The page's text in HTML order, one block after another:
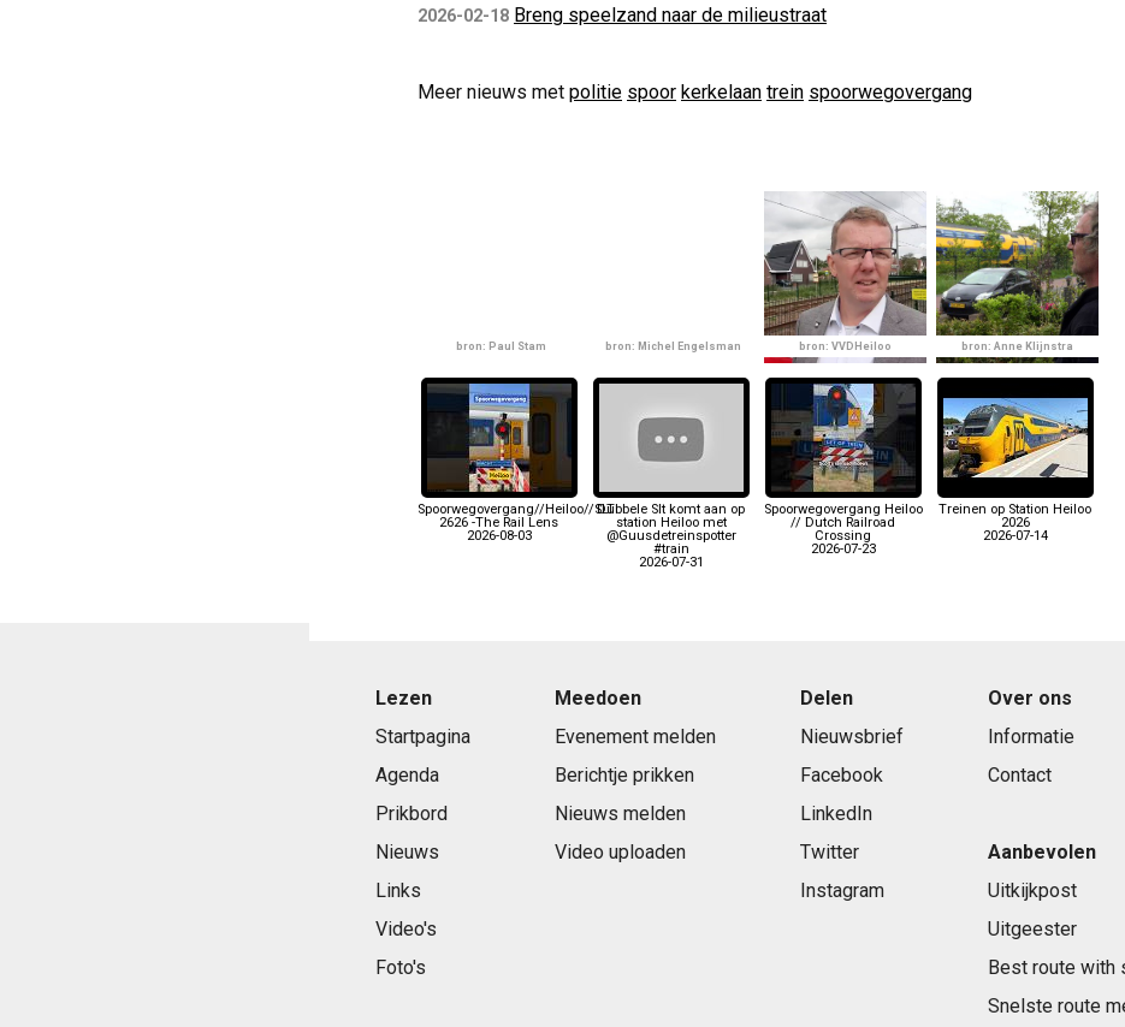
2026-02-18 Breng speelzand naar de milieustraat
Meer nieuws met politie spoor kerkelaan trein spoorwegovergang
bron: Paul Stam bron: Michel Engelsman bron: VVDHeiloo bron: Anne Klijnstra
Spoorwegovergang//Heiloo//SLT
2626 -The Rail Lens
2026-08-03
Dubbele Slt komt aan op
station Heiloo met
@Guusdetreinspotter
#train
2026-07-31
Spoorwegovergang Heiloo
// Dutch Railroad
Crossing
2026-07-23
Treinen op Station Heiloo
2026
2026-07-14
Lezen
Startpagina
Agenda
Prikbord
Nieuws
Links
Video's
Foto's
Meedoen
Evenement melden
Berichtje prikken
Nieuws melden
Video uploaden
Delen
Nieuwsbrief
Facebook
LinkedIn
Twitter
Instagram
Over ons
Informatie
Contact
Aanbevolen
Uitkijkpost
Uitgeester
Best route with
Snelste route